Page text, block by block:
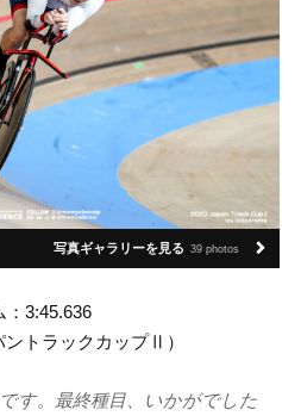
写真ギャラリーを見る 39 photos
3:45.636
トラックカップⅡ）
す。最終種目、いかがでした